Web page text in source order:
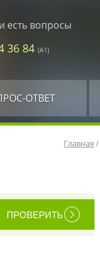
есть вопросы
36 84 (А1)
ОТВЕТ
Главная /